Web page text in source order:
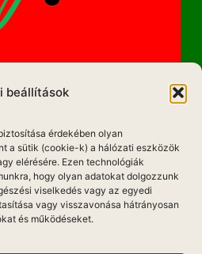
beállítások
érdekében olyan
a sütik (cookie-k) a hálózati eszközök
elérésére. Ezen technológiák
hogy olyan adatokat dolgozzunk
viselkedés vagy az egyedi
vagy visszavonása hátrányosan
és működéseket.
KÓDEX
AJÁNLAT
NYILATKOZAT